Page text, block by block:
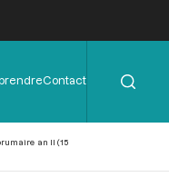
Contact
an II (15